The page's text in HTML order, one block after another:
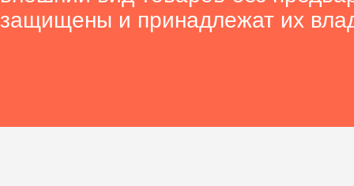
защищены и принадлежат их